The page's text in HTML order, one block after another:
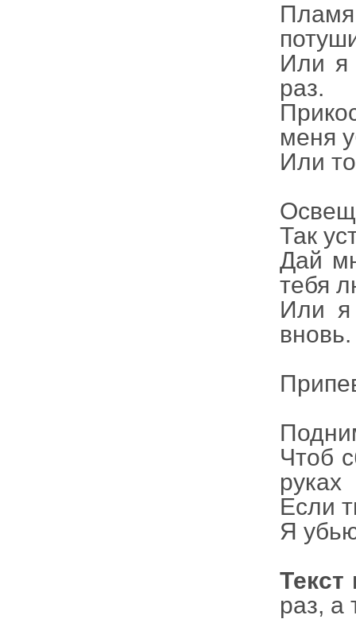
Или я
раз.
меня
Или
Так
Дай
тебя
Или я
вновь.
Чтоб
руках
Если
Я
Текст
раз, а